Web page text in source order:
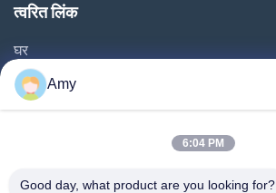
त्वरित लिंक
घर
उत्पाद
वीडियो
कारखाने का दौरा
Amy
6:04 PM
Good day, what product are you looking for?